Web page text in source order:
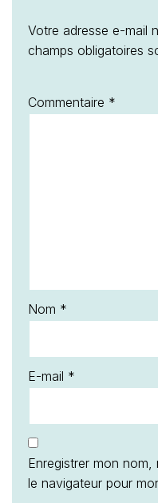
Votre adresse e-mail
champs obligatoires
Commentaire *
Nom *
E-mail *
Enregistrer mon
le navigateur pour